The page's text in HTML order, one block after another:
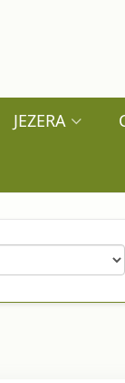
JEZERA